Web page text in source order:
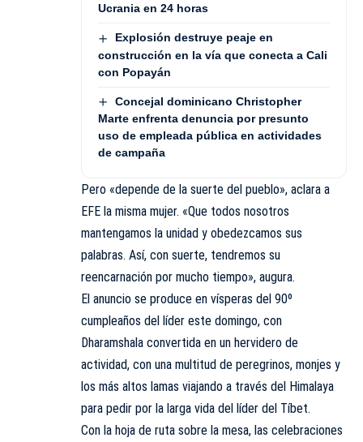
Ucrania en 24 horas
Explosión destruye peaje en
construcción en la vía que conecta a Cali
con Popayán
Concejal dominicano Christopher
Marte enfrenta denuncia por presunto
uso de empleada pública en actividades
de campaña
Pero «depende de la suerte del pueblo», aclara a
EFE la misma mujer. «Que todos nosotros
mantengamos la unidad y obedezcamos sus
palabras. Así, con suerte, tendremos su
reencarnación por mucho tiempo», augura.
El anuncio se produce en vísperas del 90º
cumpleaños del líder este domingo, con
Dharamshala convertida en un hervidero de
actividad, con una multitud de peregrinos, monjes y
los más altos lamas viajando a través del Himalaya
para pedir por la larga vida del líder del Tíbet.
Con la hoja de ruta sobre la mesa, las celebraciones